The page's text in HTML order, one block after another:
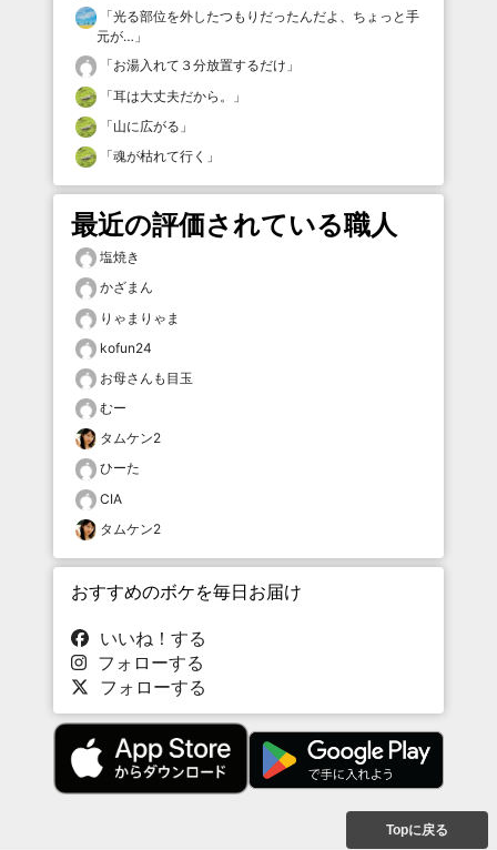
「光る部位を外したつもりだったんだよ、ちょっと手
元が… 」
「お湯入れて３分放置するだけ 」
「耳は大丈夫だから。
」
「山に広がる 」
「魂が枯れて行く 」
最近の評価されている職人
塩焼き
かざまん
りゃまりゃま
kofun24
お母さんも目玉
むー
タムケン2
ひーた
CIA
タムケン2
おすすめのボケを毎日お届け
いいね！する
フォローする
フォローする
Topに戻る